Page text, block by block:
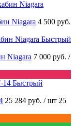
Niagara 4 500 руб.
Быстрый
Niagara 7 000 руб. /
Быстрый
25 284 руб. / шт 25